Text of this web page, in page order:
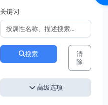
关键词
搜索
清
除
高级选项